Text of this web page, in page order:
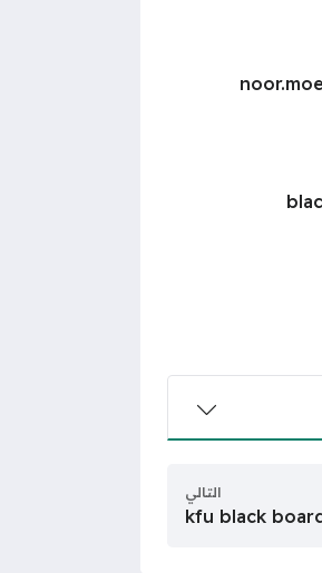
التالي